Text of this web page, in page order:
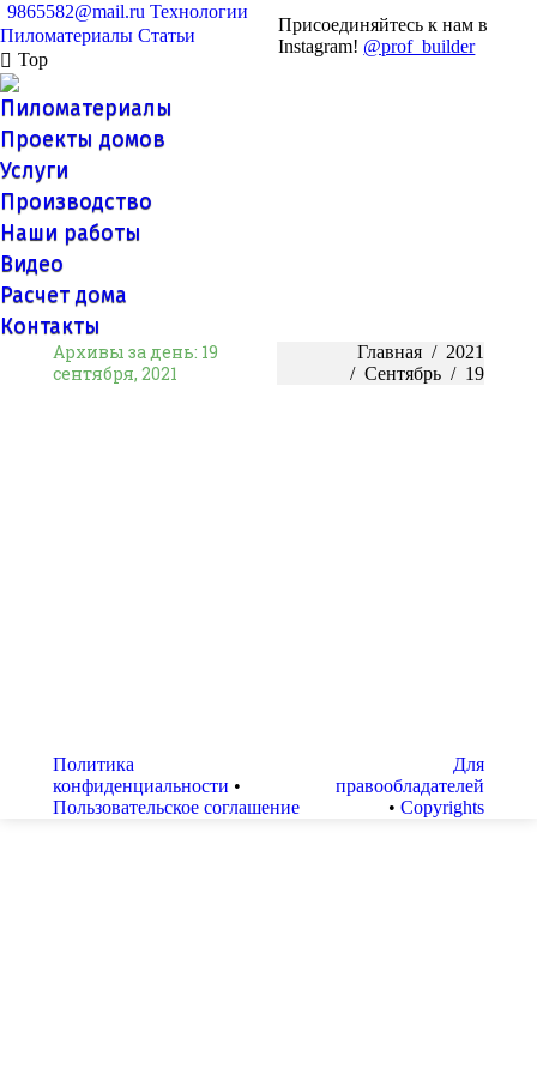
9865582@mail.ru Технологии
Пиломатериалы Статьи
Top
Присоединяйтесь к нам в
Instagram! @prof_builder
Пиломатериалы
Проекты домов
Услуги
Производство
Наши работы
Видео
Расчет дома
Контакты
Архивы за день: 19
сентября, 2021
Главная
2021
Сентябрь
19
Политика
конфиденциальности •
Пользовательское соглашение
Для
правообладателей
• Copyrights